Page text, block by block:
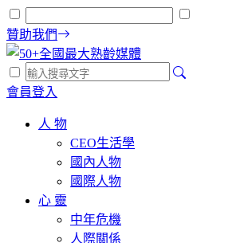
贊助我們
會員登入
人 物
CEO生活學
國內人物
國際人物
心 靈
中年危機
人際關係